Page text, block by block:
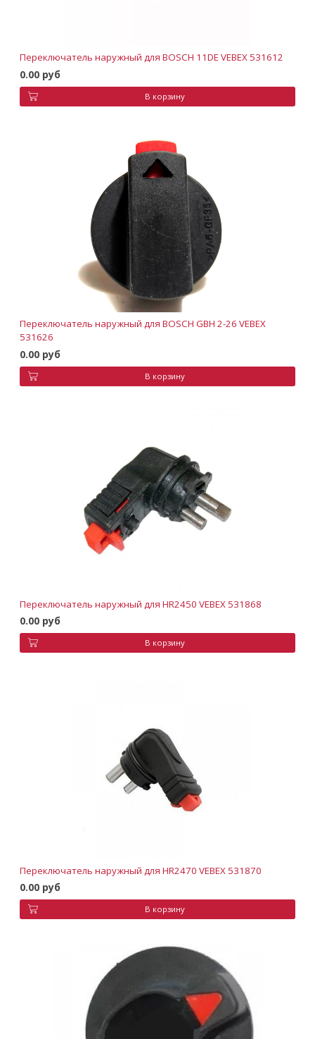
Переключатель наружный для BOSCH 11DE VEBEX 531612
0.00 руб
В корзину
Переключатель наружный для BOSCH GBH 2-26 VEBEX
531626
0.00 руб
В корзину
Переключатель наружный для HR2450 VEBEX 531868
0.00 руб
В корзину
Переключатель наружный для HR2470 VEBEX 531870
0.00 руб
В корзину